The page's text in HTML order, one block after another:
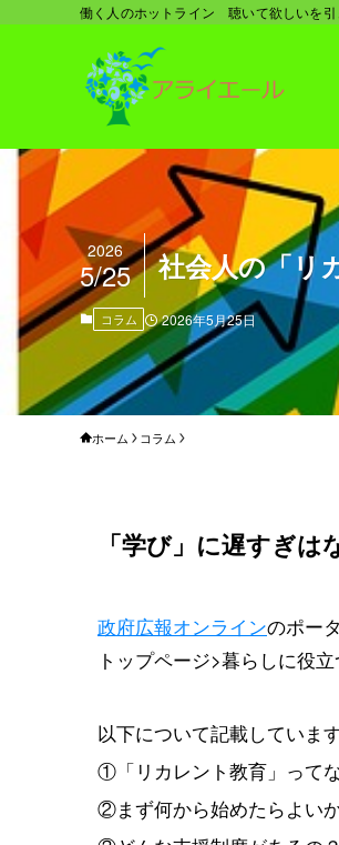
働く人のホットライン 聴いて欲しいを引
社会人の「リ
2026
5/25
コラム 2026年5月25日
ホーム コラム
「学び」に遅すぎ
政府広報オンラインのポー
トップページ>暮らしに役
以下について記載しています
①「リカレント教育」って
②まず何から始めたらよい